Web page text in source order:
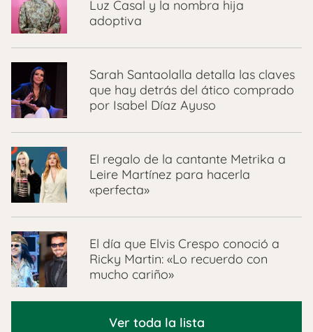
Luz Casal y la nombra hija
adoptiva
Sarah Santaolalla detalla las claves
que hay detrás del ático comprado
por Isabel Díaz Ayuso
El regalo de la cantante Metrika a
Leire Martínez para hacerla
«perfecta»
El día que Elvis Crespo conoció a
Ricky Martin: «Lo recuerdo con
mucho cariño»
Ver toda la lista